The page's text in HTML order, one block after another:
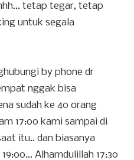
tetap tegar, tetap
untuk segala
by phone dr
nggak bisa
sudah ke 40 orang
17:00 kami sampai di
itu.. dan biasanya
Alhamdulillah 17:30